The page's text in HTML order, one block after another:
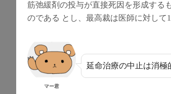
筋弛緩剤の投与が直接死因を形成する
のである とし、最高裁は医師に対して
マー君
延命治療の中止は消極